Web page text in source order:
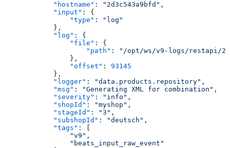
            "hostname"
: "2d3c543a9bfd" ,
            "input"
: {
                "type"
:
"log"
            },
            "log"
: {
                "file"
: {
                    "path"
:
"/opt/ws/v9-logs/restapi/
                },
                "offset"
: 93145
            },
            "logger"
: "data.products.repository" ,
            "msg"
: "Generating XML for combination" ,
            "severity"
: "info" ,
            "shopId"
: "myshop" ,
            "stageId"
: "3" ,
            "subshopId"
: "deutsch" ,
            "tags"
: [
                "v9"
,
                "beats_input_raw_event"